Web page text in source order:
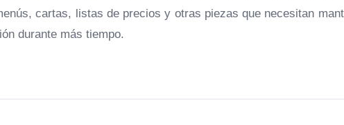
cartas, listas de precios y otras piezas que necesitan
durante más tiempo.